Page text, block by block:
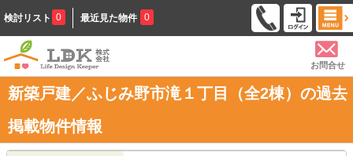
検討リスト 0 最近見た物件 0
お問合せ
新築戸建／ふじみ野市滝１丁目（全2棟）の過去
掲載物件情報